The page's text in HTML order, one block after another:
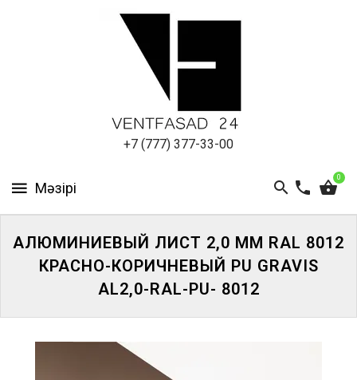
+7 (777) 377-33-00
0
ПАНЕЛИ
АЛЮМИНИЕВЫЙ ЛИСТ 2,0 ММ RAL 8012
КРАСНО-КОРИЧНЕВЫЙ PU GRAVIS
AL2,0-RAL-PU- 8012